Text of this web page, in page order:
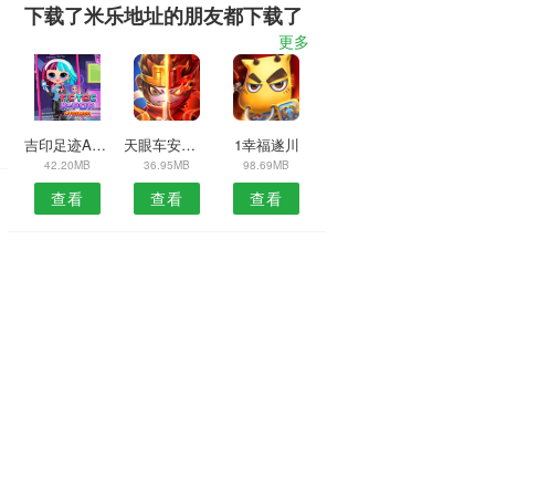
下载了米乐地址的朋友都下载了
更多
吉印足迹APP
42.20MB
查看
天眼车安卓版
36.95MB
查看
1幸福遂川
98.69MB
查看